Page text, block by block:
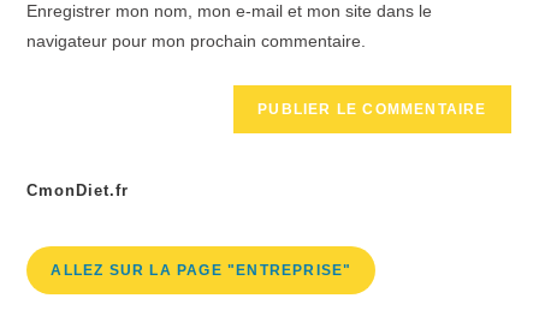
Enregistrer mon nom, mon e-mail et mon site dans le
navigateur pour mon prochain commentaire.
CmonDiet.fr
ALLEZ SUR LA PAGE "ENTREPRISE"